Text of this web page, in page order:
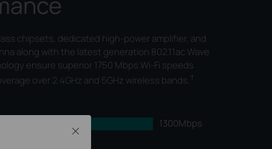
chipsets, dedicated high-power amplifier, and
along with the latest generation 802.11ac Wave
ensure superior 1750 Mbps Wi-Fi speeds
over 2.4GHz and 5GHz wireless bands.†
1300Mbps
Close